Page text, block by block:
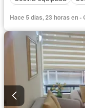
Acceso para
Garita de guardianía
Hace 5 días, 23 horas en